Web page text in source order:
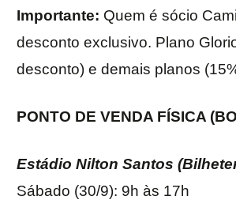
Importante: Quem é sócio
desconto exclusivo. Plano
desconto) e demais planos
PONTO DE VENDA FÍSICA
Estádio Nilton Santos
Sábado (30/9): 9h às 17h